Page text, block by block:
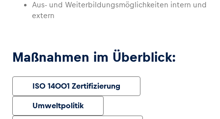
Glossar
Aus- und Weiterbildungsmöglichkeiten intern und
extern
Maßnahmen im Überblick:
ISO 14001 Zertifizierung
Umweltpolitik